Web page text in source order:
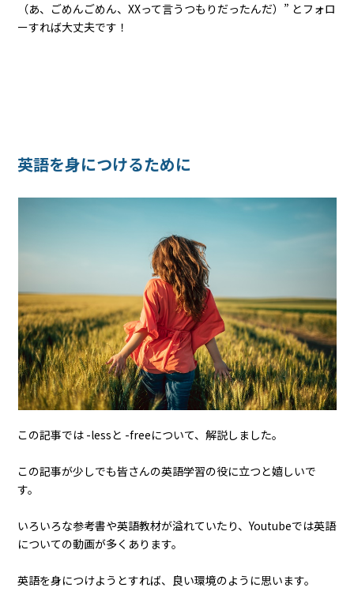
（あ、ごめんごめん、XXって言うつもりだったんだ）” とフォロ
ーすれば大丈夫です！
英語を身につけるために
この記事では -lessと -freeについて、解説しました。
この記事が少しでも皆さんの英語学習の役に立つと嬉しいで
す。
いろいろな参考書や英語教材が溢れていたり、Youtubeでは英語
についての動画が多くあります。
英語を身につけようとすれば、良い環境のように思います。